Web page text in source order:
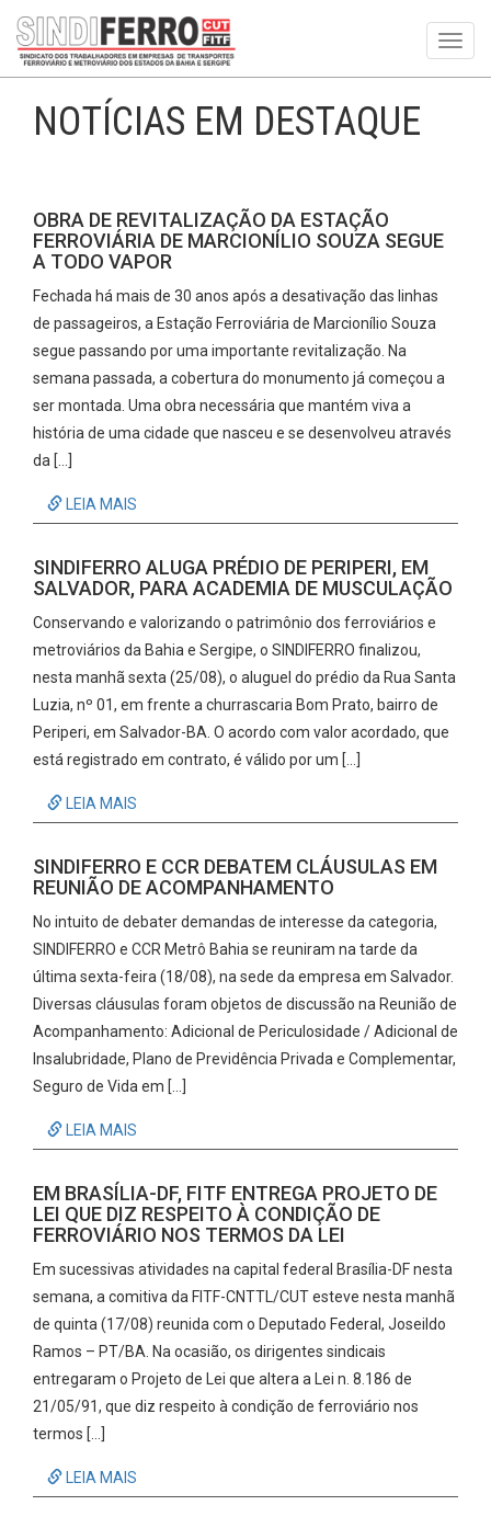
NOTÍCIAS EM DESTAQUE
OBRA DE REVITALIZAÇÃO DA ESTAÇÃO
FERROVIÁRIA DE MARCIONÍLIO SOUZA SEGUE
A TODO VAPOR
Fechada há mais de 30 anos após a desativação das linhas
de passageiros, a Estação Ferroviária de Marcionílio Souza
segue passando por uma importante revitalização. Na
semana passada, a cobertura do monumento já começou a
ser montada. Uma obra necessária que mantém viva a
história de uma cidade que nasceu e se desenvolveu através
da […]
LEIA MAIS
SINDIFERRO ALUGA PRÉDIO DE PERIPERI, EM
SALVADOR, PARA ACADEMIA DE MUSCULAÇÃO
Conservando e valorizando o patrimônio dos ferroviários e
metroviários da Bahia e Sergipe, o SINDIFERRO finalizou,
nesta manhã sexta (25/08), o aluguel do prédio da Rua Santa
Luzia, nº 01, em frente a churrascaria Bom Prato, bairro de
Periperi, em Salvador-BA. O acordo com valor acordado, que
está registrado em contrato, é válido por um […]
LEIA MAIS
SINDIFERRO E CCR DEBATEM CLÁUSULAS EM
REUNIÃO DE ACOMPANHAMENTO
No intuito de debater demandas de interesse da categoria,
SINDIFERRO e CCR Metrô Bahia se reuniram na tarde da
última sexta-feira (18/08), na sede da empresa em Salvador.
Diversas cláusulas foram objetos de discussão na Reunião de
Acompanhamento: Adicional de Periculosidade / Adicional de
Insalubridade, Plano de Previdência Privada e Complementar,
Seguro de Vida em […]
LEIA MAIS
EM BRASÍLIA-DF, FITF ENTREGA PROJETO DE
LEI QUE DIZ RESPEITO À CONDIÇÃO DE
FERROVIÁRIO NOS TERMOS DA LEI
Em sucessivas atividades na capital federal Brasília-DF nesta
semana, a comitiva da FITF-CNTTL/CUT esteve nesta manhã
de quinta (17/08) reunida com o Deputado Federal, Joseildo
Ramos – PT/BA. Na ocasião, os dirigentes sindicais
entregaram o Projeto de Lei que altera a Lei n. 8.186 de
21/05/91, que diz respeito à condição de ferroviário nos
termos […]
LEIA MAIS